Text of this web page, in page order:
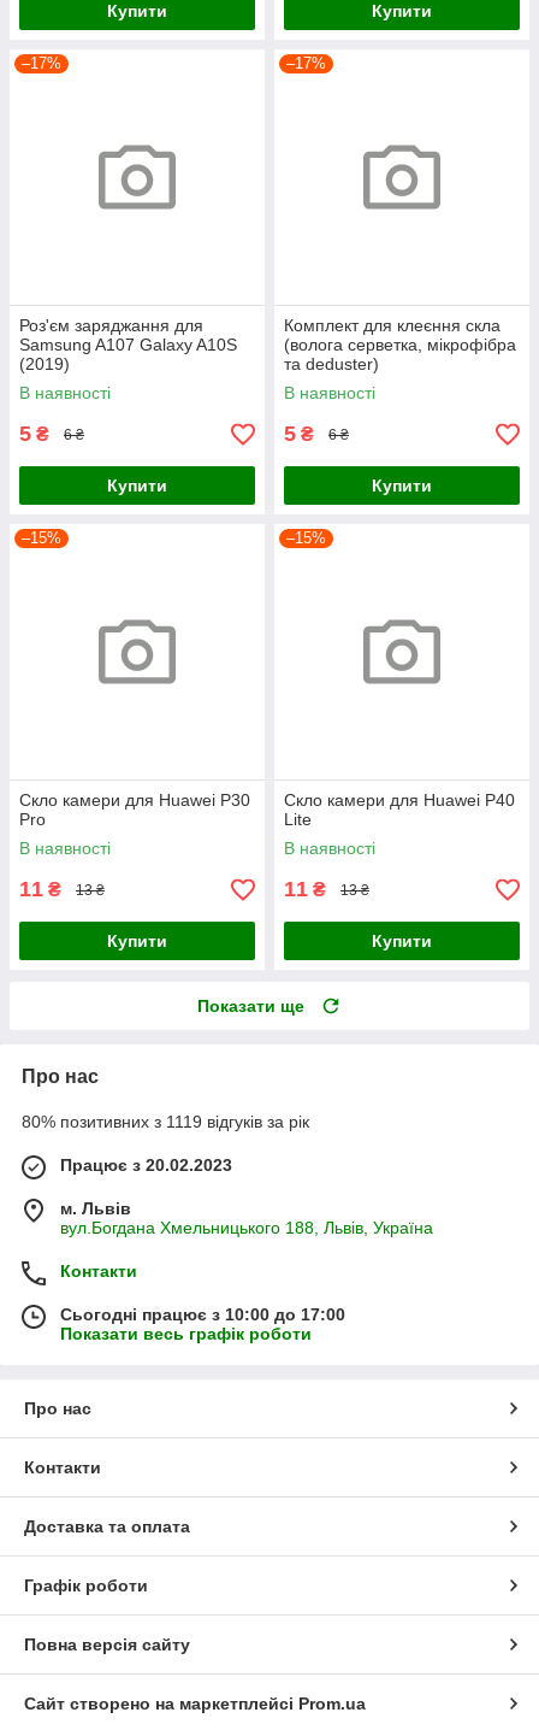
Купити Купити
–17%
Роз'єм заряджання для
Samsung A107 Galaxy A10S
(2019)
В наявності
5 ₴ 6 ₴
Купити
–17%
Комплект для клеєння скла
(волога серветка, мікрофібра
та deduster)
В наявності
5 ₴ 6 ₴
Купити
–15%
Скло камери для Huawei P30
Pro
В наявності
11 ₴ 13 ₴
Купити
–15%
Скло камери для Huawei P40
Lite
В наявності
11 ₴ 13 ₴
Купити
Показати ще
Про нас
80% позитивних з 1119 відгуків за рік
Працює з 20.02.2023
м. Львів
вул.Богдана Хмельницького 188, Львів, Україна
Контакти
Сьогодні працює з 10:00 до 17:00
Показати весь графік роботи
Про нас
Контакти
Доставка та оплата
Графік роботи
Повна версія сайту
Сайт створено на маркетплейсі Prom.ua